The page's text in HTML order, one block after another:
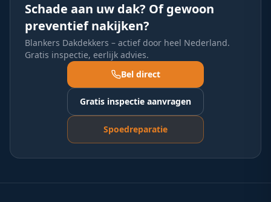
Schade aan uw dak? Of gewoon
preventief nakijken?
Blankers Dakdekkers – actief door heel Nederland.
Gratis inspectie, eerlijk advies.
Bel direct
Gratis inspectie aanvragen
Spoedreparatie